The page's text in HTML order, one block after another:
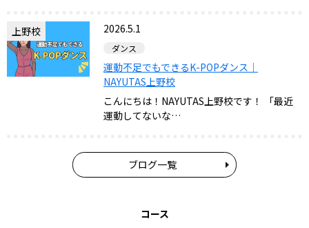
上野校 2026.5.1
ダンス
運動不足でもできるK-POPダンス｜
NAYUTAS上野校
こんにちは！NAYUTAS上野校です！ 「最近
運動してないな…
ブログ一覧
コース